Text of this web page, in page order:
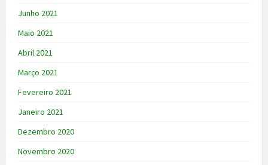
Junho 2021
Maio 2021
Abril 2021
Março 2021
Fevereiro 2021
Janeiro 2021
Dezembro 2020
Novembro 2020